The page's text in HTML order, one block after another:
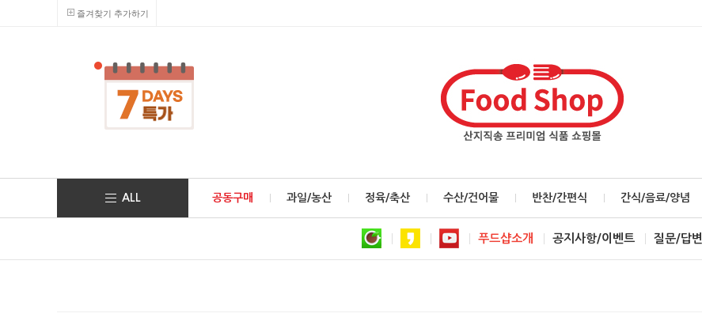
즐겨찾기 추가하기
ALL 공동구매 과일/농산 정육/축산 수산/건어물 반찬/간편식 간식/음료/양념
푸드샵소개 공지사항/이벤트 질문/답변